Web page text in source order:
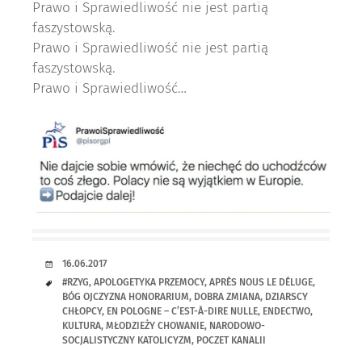
Prawo i Sprawiedliwość nie jest partią
faszystowską.
Prawo i Sprawiedliwość nie jest partią
faszystowską.
Prawo i Sprawiedliwość…
RANDKA
16.06.2017
TAGI
#RZYG, APOLOGETYKA PRZEMOCY, APRÈS NOUS LE DÉLUGE,
BÓG OJCZYZNA HONORARIUM, DOBRA ZMIANA, DZIARSCY
CHŁOPCY, EN POLOGNE – C’EST-À-DIRE NULLE, ENDECTWO,
KULTURA, MŁODZIEŻY CHOWANIE, NARODOWO-
SOCJALISTYCZNY KATOLICYZM, POCZET KANALII